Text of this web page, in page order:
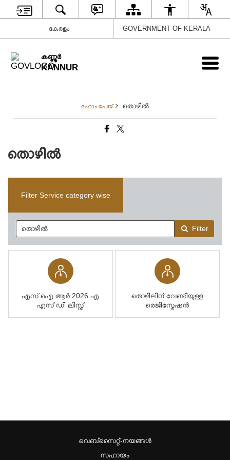
കേരളം GOVERNMENT OF KERALA
കണ്ണൂര്‍
KANNUR
ഹോം പേജ് തൊഴിൽ
തൊഴിൽ
Filter Service category wise
Filter
എസ്.ഐ.ആര്‍ 2026 എ
എസ് ഡി ലിസ്റ്റ്
തൊഴിലിന് വേണ്ടിയുള്ള
രെജിസ്ട്രേഷന്‍
വെബ്സൈറ്റ്-നയങ്ങള്‍
സഹായം